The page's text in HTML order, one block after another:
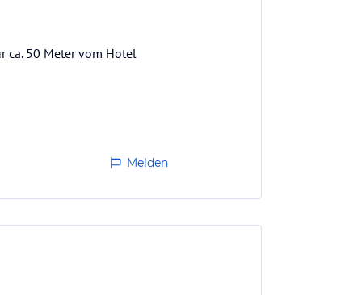
ca. 50 Meter vom Hotel
Melden